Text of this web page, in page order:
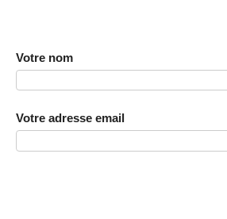
Votre nom
Votre adresse email